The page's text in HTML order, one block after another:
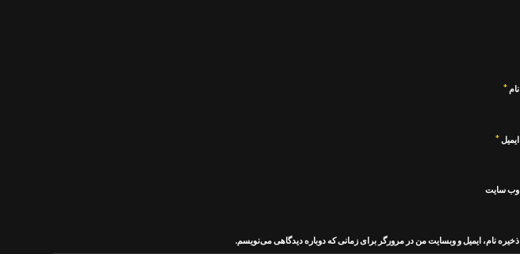
نام *
ایمیل *
وب‌ سایت
ذخیره نام، ایمیل و وبسایت من در مرورگر برای زمانی که دوباره دیدگاهی می‌نویسم.